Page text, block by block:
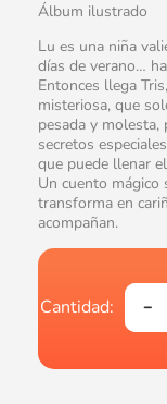
Álbum ilustrado
Lu es una niña
días de verano…
Entonces llega
misteriosa, que
pesada y
secretos
que puede llenar
Un cuento mágico
transforma en
acompañan.